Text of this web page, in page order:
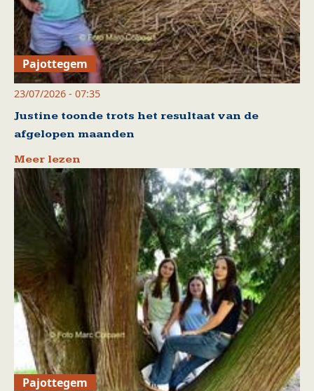
Pajottegem
23/07/2026 - 07:35
Justine toonde trots het resultaat van de
afgelopen maanden
Meer lezen
Pajottegem